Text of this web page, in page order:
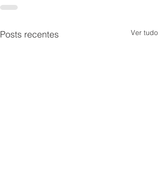
Posts recentes Ver tudo